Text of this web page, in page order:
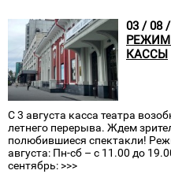
03 / 08
РЕЖИМ
КАССЫ
С 3 августа касса театра
летнего перерыва. Ждем
полюбившиеся спектакли!
августа: Пн-сб – с 11.00 до
сентябрь: >>>